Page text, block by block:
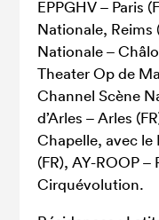
EPPGHV – Paris
Nationale, Reims
Nationale –
Theater Op de
Channel Scène
d’Arles – Arles
Chapelle, avec le
(FR), AY-ROOP –
Cirquévolution.